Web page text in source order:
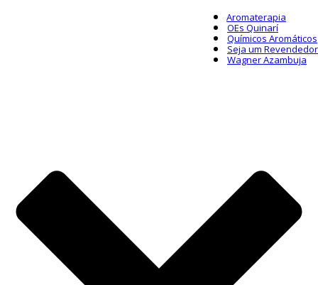
Aromaterapia
OEs Quinarí
Químicos Aromáticos
Seja um Revendedor
Wagner Azambuja